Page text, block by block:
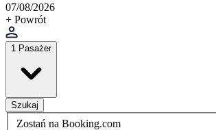
07/08/2026
+ Powrót
1 Pasażer
Szukaj
Zostań na Booking.com